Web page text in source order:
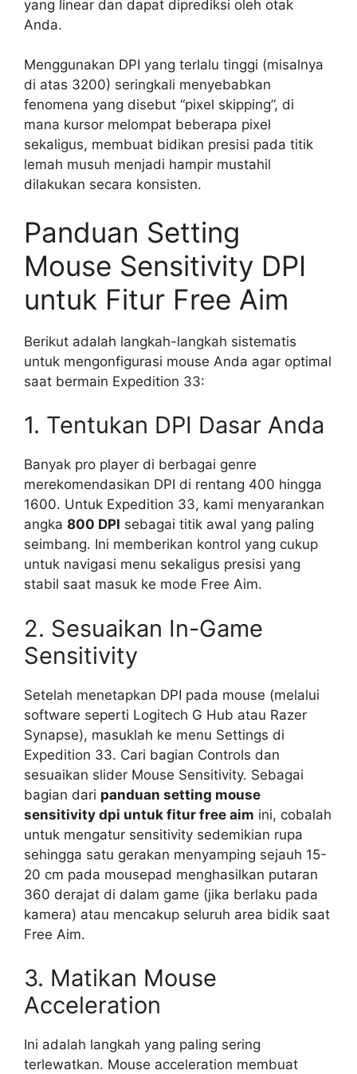
yang linear dan dapat diprediksi oleh otak
Anda.
Menggunakan DPI yang terlalu tinggi (misalnya
di atas 3200) seringkali menyebabkan
fenomena yang disebut “pixel skipping”, di
mana kursor melompat beberapa pixel
sekaligus, membuat bidikan presisi pada titik
lemah musuh menjadi hampir mustahil
dilakukan secara konsisten.
Panduan Setting
Mouse Sensitivity DPI
untuk Fitur Free Aim
Berikut adalah langkah-langkah sistematis
untuk mengonfigurasi mouse Anda agar optimal
saat bermain Expedition 33:
1. Tentukan DPI Dasar Anda
Banyak pro player di berbagai genre
merekomendasikan DPI di rentang 400 hingga
1600. Untuk Expedition 33, kami menyarankan
angka 800 DPI sebagai titik awal yang paling
seimbang. Ini memberikan kontrol yang cukup
untuk navigasi menu sekaligus presisi yang
stabil saat masuk ke mode Free Aim.
2. Sesuaikan In-Game
Sensitivity
Setelah menetapkan DPI pada mouse (melalui
software seperti Logitech G Hub atau Razer
Synapse), masuklah ke menu Settings di
Expedition 33. Cari bagian Controls dan
sesuaikan slider Mouse Sensitivity. Sebagai
bagian dari panduan setting mouse
sensitivity dpi untuk fitur free aim ini, cobalah
untuk mengatur sensitivity sedemikian rupa
sehingga satu gerakan menyamping sejauh 15-
20 cm pada mousepad menghasilkan putaran
360 derajat di dalam game (jika berlaku pada
kamera) atau mencakup seluruh area bidik saat
Free Aim.
3. Matikan Mouse
Acceleration
Ini adalah langkah yang paling sering
terlewatkan. Mouse acceleration membuat